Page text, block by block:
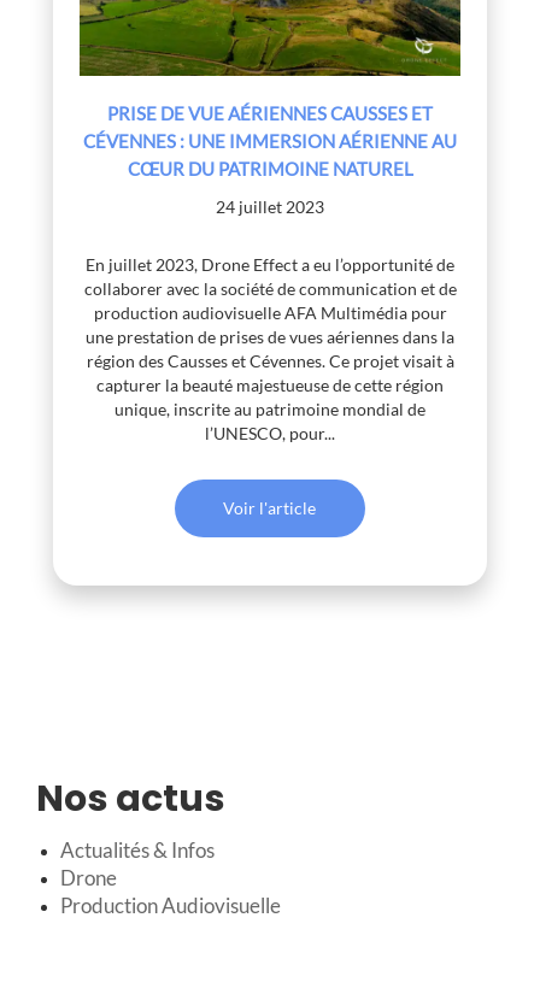
PRISE DE VUE AÉRIENNES CAUSSES ET
CÉVENNES : UNE IMMERSION AÉRIENNE AU
CŒUR DU PATRIMOINE NATUREL
24 juillet 2023
En juillet 2023, Drone Effect a eu l’opportunité de
collaborer avec la société de communication et de
production audiovisuelle AFA Multimédia pour
une prestation de prises de vues aériennes dans la
région des Causses et Cévennes. Ce projet visait à
capturer la beauté majestueuse de cette région
unique, inscrite au patrimoine mondial de
l’UNESCO, pour...
Voir l'article
Nos actus
Actualités & Infos
Drone
Production Audiovisuelle